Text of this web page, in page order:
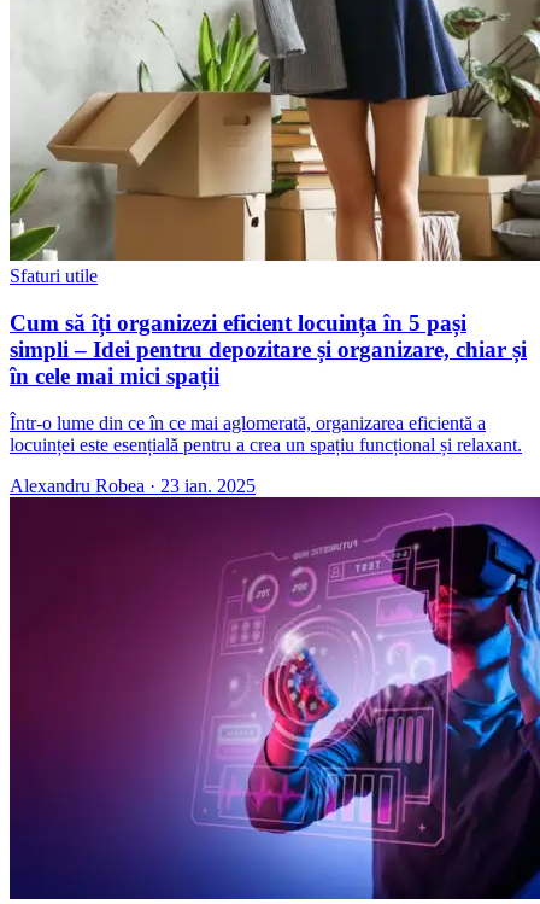
Sfaturi utile
Cum să îți organizezi eficient locuința în 5 pași
simpli – Idei pentru depozitare și organizare, chiar și
în cele mai mici spații
Într-o lume din ce în ce mai aglomerată, organizarea eficientă a
locuinței este esențială pentru a crea un spațiu funcțional și relaxant.
Alexandru Robea · 23 ian. 2025